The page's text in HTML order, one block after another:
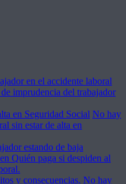
en el accidente laboral
imprudencia del trabajador
en Seguridad Social No hay
sin estar de alta en
estando de baja
en Quién paga si despiden al
y consecuencias. No hay